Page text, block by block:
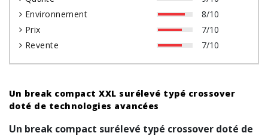
Environnement
8/10
Prix
7/10
Revente
7/10
Un break compact XXL surélevé typé crossover
doté de technologies avancées
Un break compact surélevé typé crossover doté de